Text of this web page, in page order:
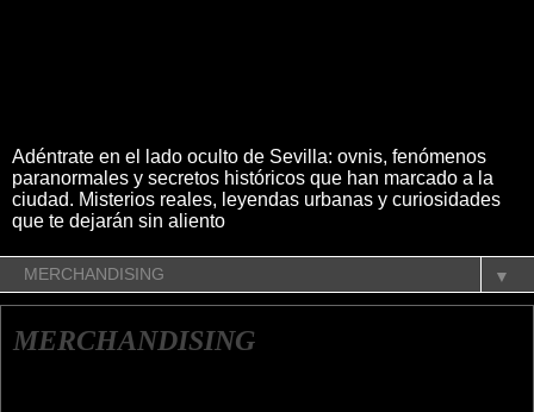
Adéntrate en el lado oculto de Sevilla: ovnis, fenómenos
paranormales y secretos históricos que han marcado a la
ciudad. Misterios reales, leyendas urbanas y curiosidades
que te dejarán sin aliento
▼
MERCHANDISING